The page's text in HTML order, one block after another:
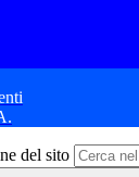
del sito